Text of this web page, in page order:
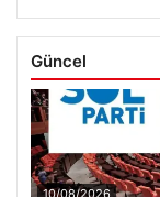
Güncel
10/08/2026